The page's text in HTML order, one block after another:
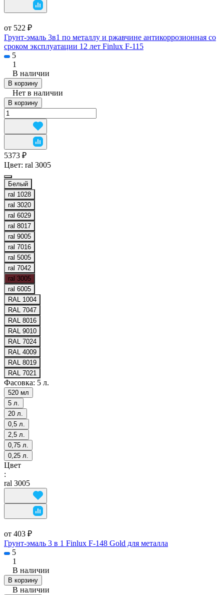
от 522 ₽
Грунт-эмаль 3в1 по металлу и ржавчине антикоррозионная со
сроком эксплуатации 12 лет Finlux F-115
5
1
В наличии
В корзину
Нет в наличии
В корзину
5373 ₽
Цвет: ral 3005
Белый
ral 1028
ral 3020
ral 6029
ral 8017
ral 9005
ral 7016
ral 5005
ral 7042
ral 3005
ral 6005
RAL 1004
RAL 7047
RAL 8016
RAL 9010
RAL 7024
RAL 4009
RAL 8019
RAL 7021
Фасовка: 5 л.
520 мл
5 л.
20 л.
0,5 л.
2,5 л.
0,75 л.
0,25 л.
Цвет
:
ral 3005
от 403 ₽
Грунт-эмаль 3 в 1 Finlux F-148 Gold для металла
5
1
В наличии
В корзину
В наличии